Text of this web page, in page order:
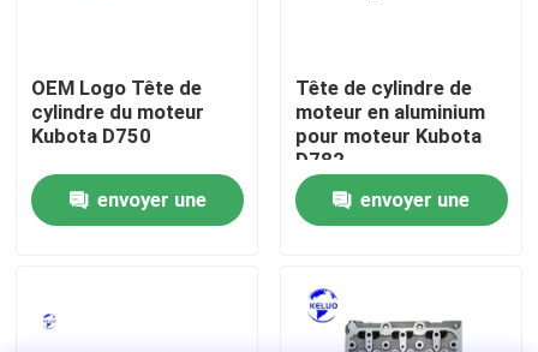
Demande de soumission
Moteur de Deutz
OEM Logo Tête de
cylindre du moteur
Kubota D750
envoyer une
Tête de cylindre de
moteur en aluminium
pour moteur Kubota
D782
envoyer une